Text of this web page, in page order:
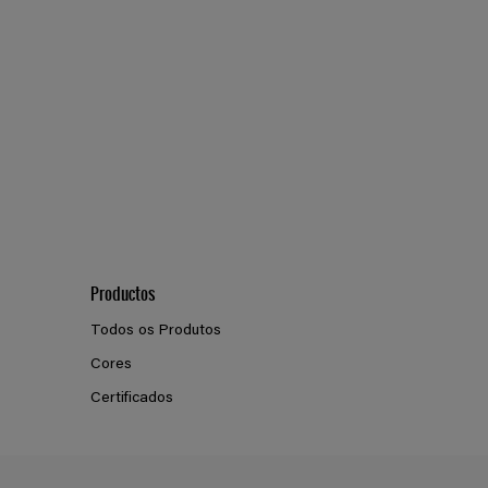
Productos
Todos os Produtos
Cores
Certificados